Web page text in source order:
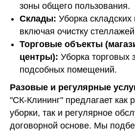
зоны общего пользования.
Склады: Уборка
включая очистку
Торговые объекты
центры): Уборка торговых
подсобных помещений.
Разовые и регулярные
"СК-Клининг" предлагает как
уборки, так и регулярное
договорной основе. Мы